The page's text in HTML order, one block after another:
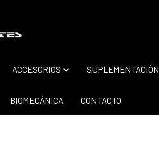
ACCESORIOS SUPLEMENTACIÓN
BIOMECÁNICA CONTACTO